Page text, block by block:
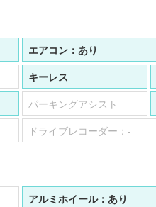
エアコン： あり
キーレス
パーキングアシスト
ドライブレコーダー： -
アルミホイール： あり